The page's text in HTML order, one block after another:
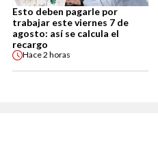
Esto deben pagarle por
trabajar este viernes 7 de
agosto: así se calcula el
recargo
Hace2 horas